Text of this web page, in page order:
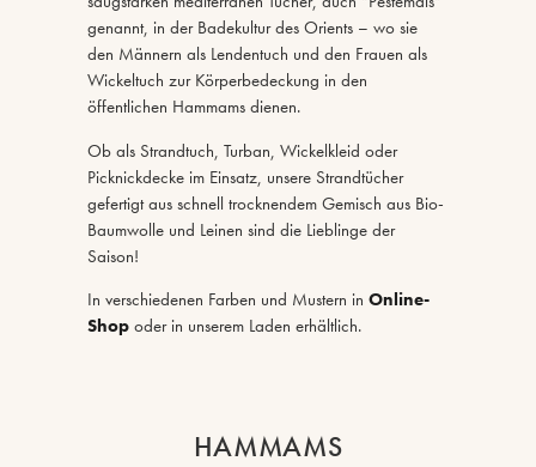
genannt, in der Badekultur des Orients – wo sie
den Männern als Lendentuch und den Frauen als
Wickeltuch zur Körperbedeckung in den
öffentlichen Hammams dienen.
Ob als Strandtuch, Turban, Wickelkleid oder
Picknickdecke im Einsatz, unsere Strandtücher
gefertigt aus schnell trocknendem Gemisch aus Bio-
Baumwolle und Leinen sind die Lieblinge der
Saison!
In verschiedenen Farben und Mustern inOnline-
Shop oder in unserem Laden erhältlich.
HAMMAMS